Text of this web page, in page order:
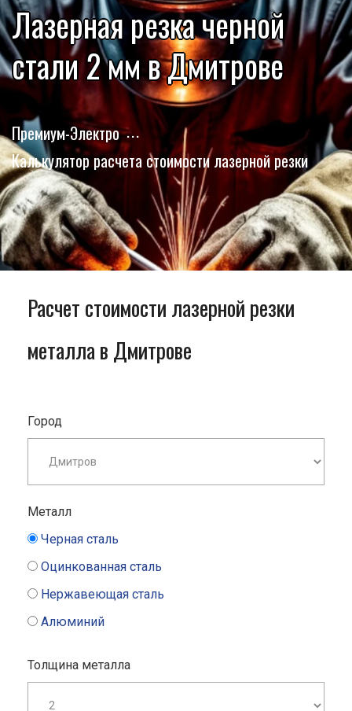
Лазерная резка черной
стали 2 мм в Дмитрове
Премиум-Электро
Калькулятор расчета стоимости лазерной резки
Расчет стоимости лазерной резки
металла в Дмитрове
Город
Металл
Черная сталь
Оцинкованная сталь
Нержавеющая сталь
Алюминий
Толщина металла